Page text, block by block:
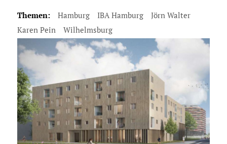
Themen: Hamburg IBA Hamburg
Jörn Walter
Karen Pein
Wilhelmsburg